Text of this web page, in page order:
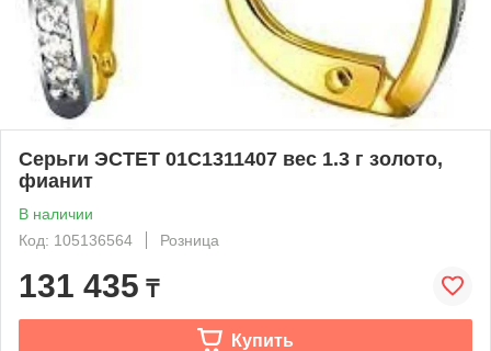
Серьги ЭСТЕТ 01С1311407 вес 1.3 г золото,
фианит
В наличии
Код: 105136564
Розница
131 435 ₸
Купить